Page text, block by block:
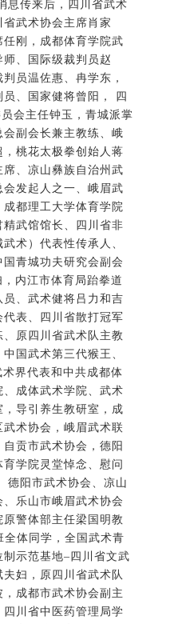
、凉山彝族自治州武
发起人之一、峨眉武
都理工大学体育学院
武馆馆长、四川省非
术）代表性传承人、
青城功夫研究会副会
内江市体育局跆拳道
、武术健将吕力和吉
表、四川省散打冠军
原四川省武术队主教
国武术第三代猴王、
界代表和中共成都体
成体武术学院、武术
导引养生教研室，成
术协会，峨眉武术联
贡市武术协会，德阳
学院灵堂悼念、慰问
德阳市武术协会、凉山
乐山市峨眉武术协会
警体部主任梁国明教
全体同学，全国武术青
示范基地–四川省文武
妇，原四川省武术队
成都市武术协会副主
川省中医药管理局学
育学院体育运动学校
术队主教练、攀枝花
省武术队武英级运动
体育学校校长蔡佳
际级武术裁判王培
手道联盟创会主席梁
蓉等个人致信（电）
和加拿大、美国、法
本、香港、中国大陆